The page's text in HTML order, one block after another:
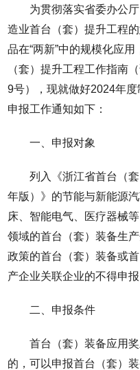
为贯彻落实省委办公
造业首台（套）提升工程
品在“两新”中的规模化应
（套）提升工程工作指南
9号），现就做好2024年
申报工作通知如下：
一、申报对象
列入《浙江省首台（
年版）》的节能与新能源
床、智能电气、医疗器械
领域的首台（套）装备生
政策的首台（套）装备或
产企业关联企业的不得申报
二、申报条件
首台（套）装备应用
的，可以申报首台（套）装